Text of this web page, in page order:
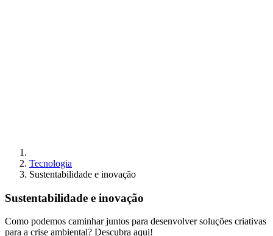
Tecnologia
Sustentabilidade e inovação
Sustentabilidade e inovação
Como podemos caminhar juntos para desenvolver soluções criativas
para a crise ambiental? Descubra aqui!